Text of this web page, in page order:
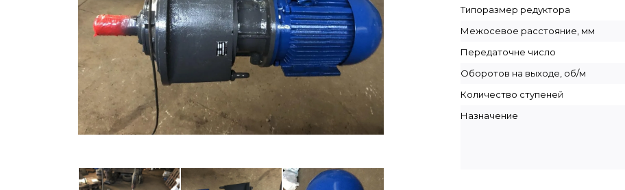
Типоразмер редуктора
Межосевое расстояние, мм
Передаточне число
Оборотов на выходе, об/м
Количество ступеней
Назначение